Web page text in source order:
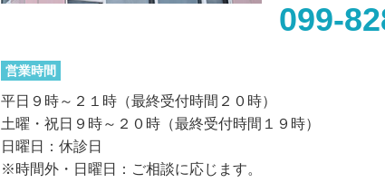
099-
営業時間
平日９時～２１時（最終受付時間２０時）
土曜・祝日９時～２０時（最終受付時間１９時）
日曜日：休診日
※時間外・日曜日：ご相談に応じます。